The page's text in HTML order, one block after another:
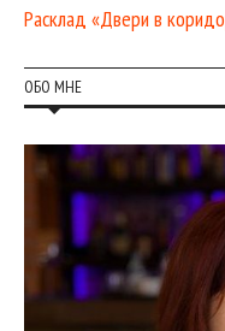
Расклад «Двери в
ОБО МНЕ